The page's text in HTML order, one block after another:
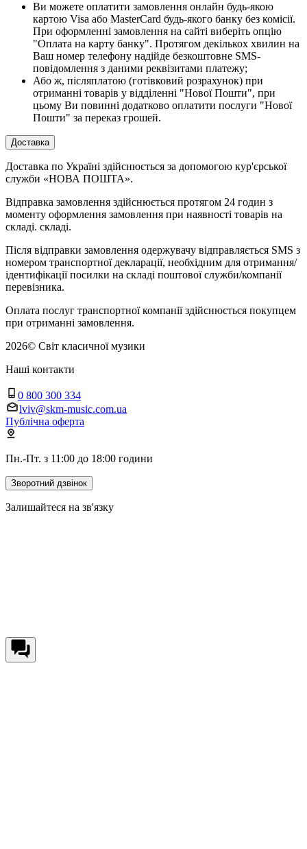
Ви можете оплатити замовлення онлайн будь-якою
картою Visa або MasterCard будь-якого банку без комісії.
При оформленні замовлення на сайті виберіть опцію
"Оплата на карту банку". Протягом декількох хвилин на
Ваш номер телефону надійде безкоштовне SMS-
повідомлення з даними реквізитами платежу;
Або ж, післяплатою (готівковий розрахунок) при
отриманні товарів у відділенні "Нової Пошти", при
цьому Ви повинні додатково оплатити послуги "Нової
Пошти" за переказ грошей.
Доставка
Доставка по Україні здійснюється за допомогою кур'єрської
служби «НОВА ПОШТА».
Відправка замовлення здійснюється протягом 24 годин з
моменту оформлення замовлення при наявності товарів на
складі. складі.
Після відправки замовлення одержувачу відправляється SMS з
номером транспортної декларації, необхідним для отримання/
ідентифікації посилки на складі поштової служби/компанії
перевізника.
Оплата послуг транспортної компанії здійснюється покупцем
при отриманні замовлення.
2026© Світ класичної музики
Наші контакти
0 800 300 334
lviv@skm-music.com.ua
Публічна оферта
Пн.-Пт. з 11:00 до 18:00 години
Зворотний дзвінок
Залишайтеся на зв'язку